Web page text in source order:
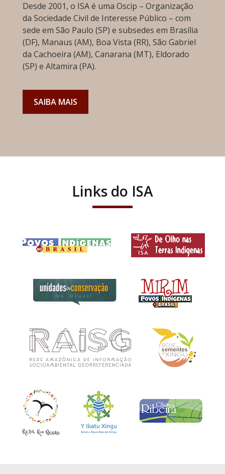
Desde 2001, o ISA é uma Oscip – Organização
da Sociedade Civil de Interesse Público – com
sede em São Paulo (SP) e subsedes em Brasília
(DF), Manaus (AM), Boa Vista (RR), São Gabriel
da Cachoeira (AM), Canarana (MT), Eldorado
(SP) e Altamira (PA).
SAIBA MAIS
Links do ISA